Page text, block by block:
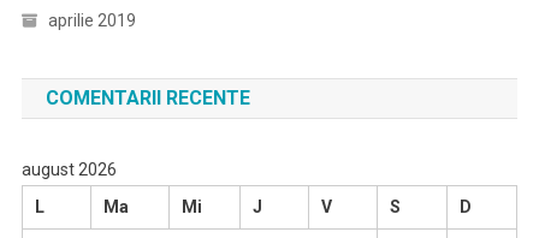
aprilie 2019
COMENTARII RECENTE
august 2026
L
Ma Mi J V S D